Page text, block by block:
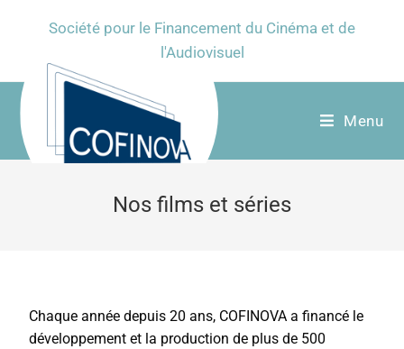
Société pour le Financement du Cinéma et de
l'Audiovisuel
Menu
Nos films et séries
Chaque année depuis 20 ans, COFINOVA a financé le
développement et la production de plus de 500